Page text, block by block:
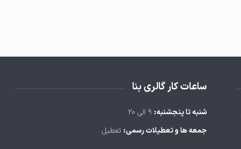
ساعات کار گالری بنا
شنبه تا پنجشنبه:
جمعه ها و تعطیلات رسمی: تعطیل